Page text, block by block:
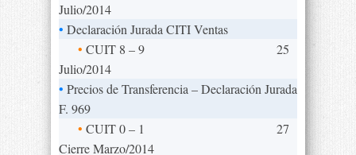
Julio/2014
• Declaración Jurada CITI Ventas
• CUIT 8 – 9
Julio/2014
25
• Precios de Transferencia – Declaración Jurada
F. 969
• CUIT 0 – 1
Cierre Marzo/2014
27